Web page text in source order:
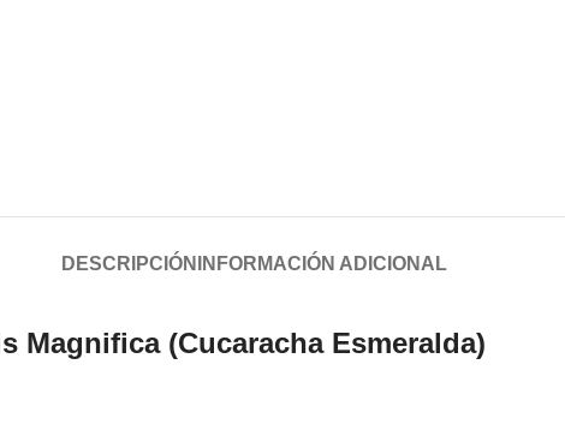
DESCRIPCIÓN INFORMACIÓN ADICIONAL
Magnifica (Cucaracha Esmeralda)